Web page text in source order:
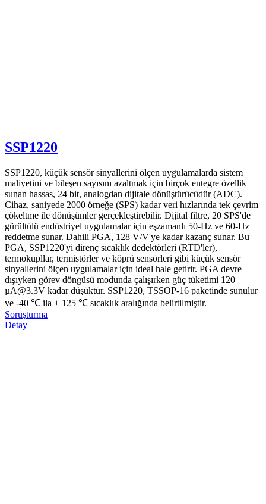
SSP1220
SSP1220, küçük sensör sinyallerini ölçen uygulamalarda sistem
maliyetini ve bileşen sayısını azaltmak için birçok entegre özellik
sunan hassas, 24 bit, analogdan dijitale dönüştürücüdür (ADC).
Cihaz, saniyede 2000 örneğe (SPS) kadar veri hızlarında tek çevrim
çökeltme ile dönüşümler gerçekleştirebilir. Dijital filtre, 20 SPS'de
gürültülü endüstriyel uygulamalar için eşzamanlı 50-Hz ve 60-Hz
reddetme sunar. Dahili PGA, 128 V/V'ye kadar kazanç sunar. Bu
PGA, SSP1220'yi direnç sıcaklık dedektörleri (RTD'ler),
termokupllar, termistörler ve köprü sensörleri gibi küçük sensör
sinyallerini ölçen uygulamalar için ideal hale getirir. PGA devre
dışıyken görev döngüsü modunda çalışırken güç tüketimi 120
µA@3.3V kadar düşüktür. SSP1220, TSSOP-16 paketinde sunulur
ve -40 ℃ ila + 125 ℃ sıcaklık aralığında belirtilmiştir.
Soruşturma
Detay